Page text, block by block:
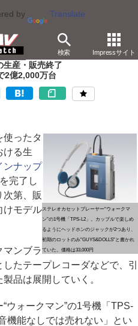
by Translate
検索 Impressサイト
ディオ
ウォークマン
生産・販売終了
2億2,000万台
ステレオカセットプレーヤー“ウォークマ
ン”の1号機「TPS-L2」。カップルで楽しめ
るようにヘッドホンのジャックが2つあり、
初期のロットのみ"GUYS&DOLLS"と書かれ
ていた。価格は33,000円
ったタ
ける生
ンナップ
完了し
次第、販
けモデル
ンブラ
たテープレコーダなどで、引
品は展開していく。
ォークマン”の1号機「TPS-
機能なしでは売れない」とい